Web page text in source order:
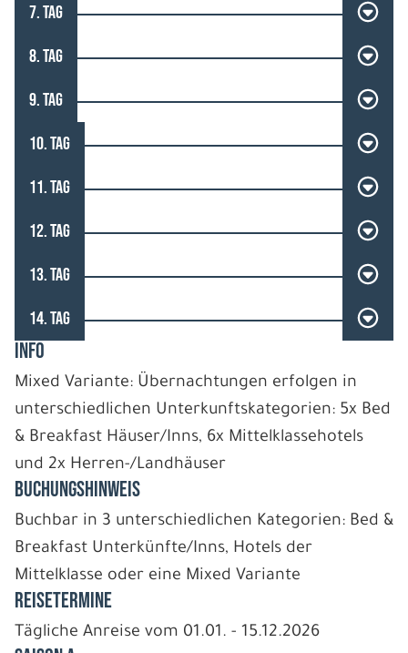
7. TAG
8. TAG
9. TAG
10. TAG
11. TAG
12. TAG
13. TAG
14. TAG
INFO
Mixed Variante: Übernachtungen erfolgen in
unterschiedlichen Unterkunftskategorien: 5x Bed
& Breakfast Häuser/Inns, 6x Mittelklassehotels
und 2x Herren-/Landhäuser
BUCHUNGSHINWEIS
Buchbar in 3 unterschiedlichen Kategorien: Bed &
Breakfast Unterkünfte/Inns, Hotels der
Mittelklasse oder eine Mixed Variante
REISETERMINE
Tägliche Anreise vom 01.01. - 15.12.2026